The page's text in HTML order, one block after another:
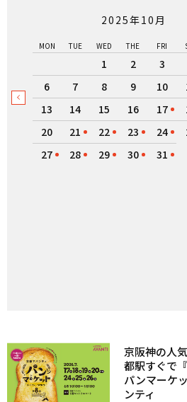
2025年10月
MON TUE WED THE FRI
1 2 3
6
7 8 9 10
13
14 15 16 17
20
21 22 23 24
27
28 29 30 31
京阪神の人
都駅すぐで
パンマーケ
ンティ